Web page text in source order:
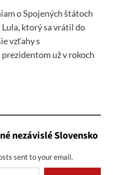
o Spojených štátoch
ktorý sa vrátil do
vzťahy s
už v rokoch
nezávislé Slovensko
sent to your email.